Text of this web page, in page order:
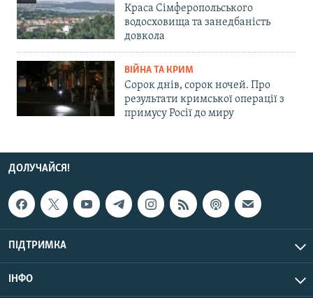
Краса Сімферопольського
водосховища та занедбаність
довкола
ВІЙНА ТА КРИМ
Сорок днів, сорок ночей. Про
результати кримської операції з
примусу Росії до миру
ДОЛУЧАЙСЯ!
ПІДТРИМКА
ІНФО